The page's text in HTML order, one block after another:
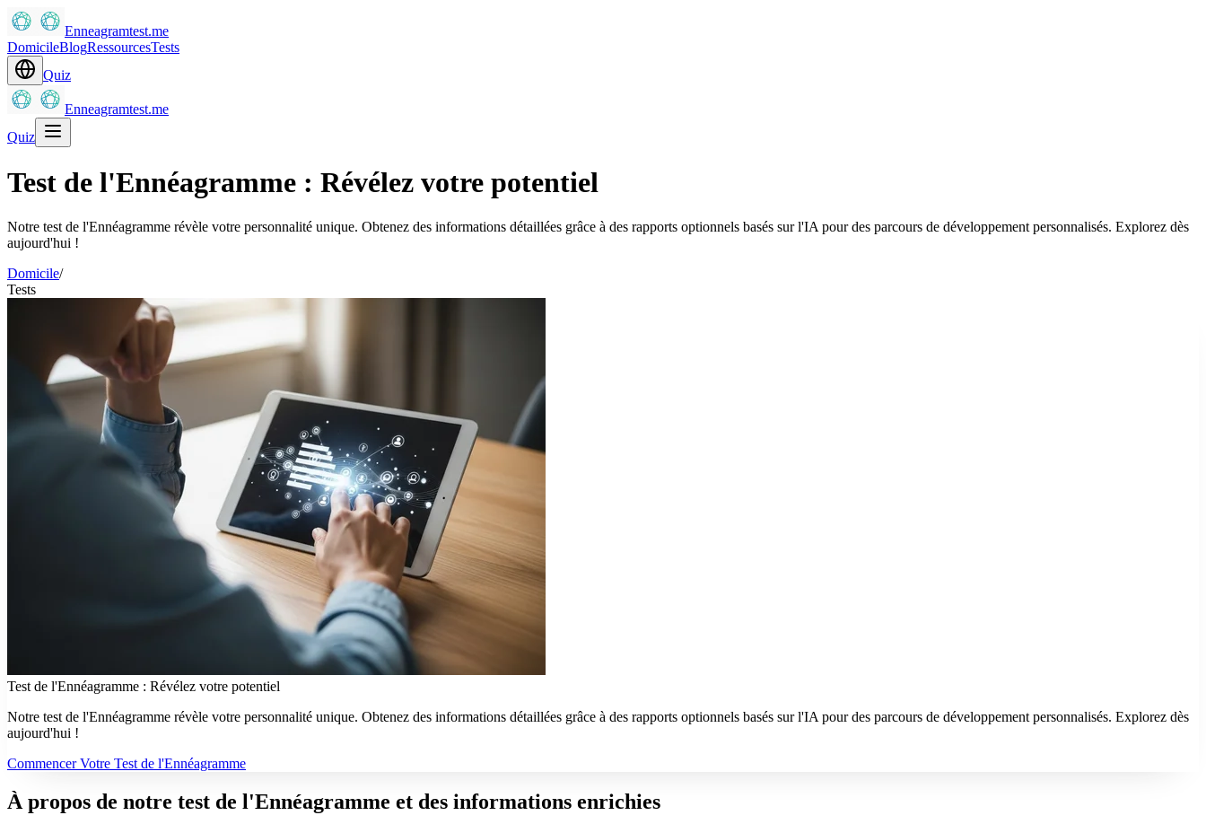
Enneagramtest.me
DomicileBlogRessourcesTests
Quiz
Enneagramtest.me
Quiz
Test de l'Ennéagramme : Révélez votre potentiel
Notre test de l'Ennéagramme révèle votre personnalité unique. Obtenez des informations détaillées grâce à des rapports optionnels basés sur l'IA pour des parcours de développement personnalisés. Explorez dès
aujourd'hui !
Domicile/
Tests
Test de l'Ennéagramme : Révélez votre potentiel
Notre test de l'Ennéagramme révèle votre personnalité unique. Obtenez des informations détaillées grâce à des rapports optionnels basés sur l'IA pour des parcours de développement personnalisés. Explorez dès
aujourd'hui !
Commencer Votre Test de l'Ennéagramme
À propos de notre test de l'Ennéagramme et des informations enrichies